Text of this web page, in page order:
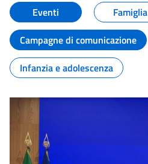
Eventi
Famiglia
Campagne di comunicazione
Infanzia e adolescenza